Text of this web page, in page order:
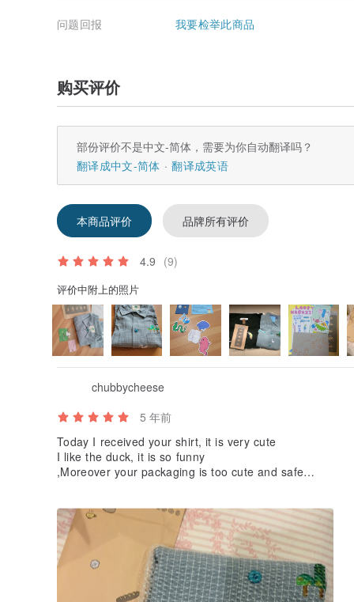
问题回报 我要检举此商品
购买评价
部份评价不是中文-简体，需要为你自动翻译吗？
翻译成中文-简体
翻译成英语
本商品评价 品牌所有评价
4.9 (9)
评价中附上的照片
chubbycheese
5 年前
Today I received your shirt, it is very cute
I like the duck, it is so funny
,Moreover your packaging is too cute and safe
Thank you so much 💖